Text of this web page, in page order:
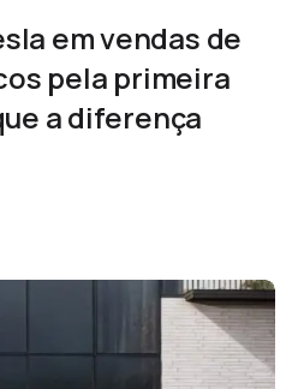
em vendas de
pela primeira
a diferença